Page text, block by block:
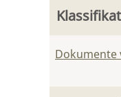
Dokumente